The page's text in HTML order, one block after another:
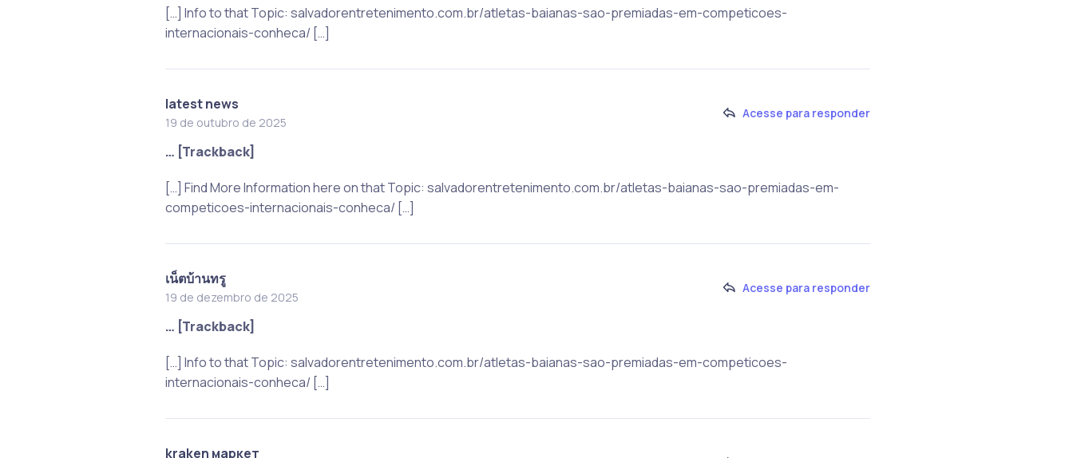
[…] Info to that Topic: salvadorentretenimento.com.br/atletas-baianas-sao-premiadas-em-competicoes-
internacionais-conheca/ […]
latest news
19 de outubro de 2025
Acesse para responder
… [Trackback]
[…] Find More Information here on that Topic: salvadorentretenimento.com.br/atletas-baianas-sao-premiadas-em-
competicoes-internacionais-conheca/ […]
เน็ตบ้านทรู
19 de dezembro de 2025
Acesse para responder
… [Trackback]
[…] Info to that Topic: salvadorentretenimento.com.br/atletas-baianas-sao-premiadas-em-competicoes-
internacionais-conheca/ […]
kraken маркет